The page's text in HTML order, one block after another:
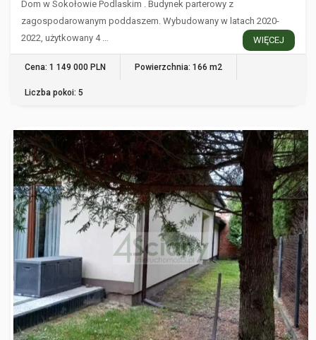
Dom w Sokołowie Podlaskim . Budynek parterowy z
zagospodarowanym poddaszem. Wybudowany w latach 2020-
2022, użytkowany 4 …
WIĘCEJ
Cena: 1 149 000 PLN Powierzchnia: 166 m2
Liczba pokoi: 5
GRZEBOWILK